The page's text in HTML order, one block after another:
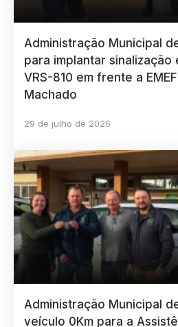
Administração Municipal
para implantar sinalização
VRS-810 em frente a
Machado
29 de julho de 2026
Administração Municipal
veículo 0Km para a